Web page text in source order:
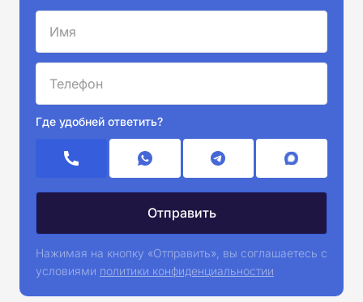
Где удобней ответить?
Нажимая на кнопку «Отправить», вы соглашаетесь с
условиями политики конфиденциальностии